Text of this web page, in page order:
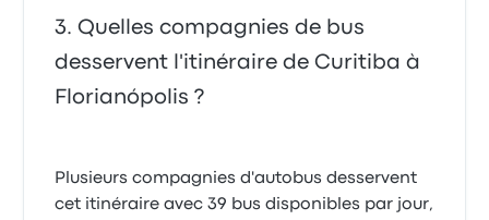
Quelles compagnies de bus
desservent l'itinéraire de Curitiba à
Florianópolis ?
Plusieurs compagnies d'autobus desservent
cet itinéraire avec 39 bus disponibles par jour,